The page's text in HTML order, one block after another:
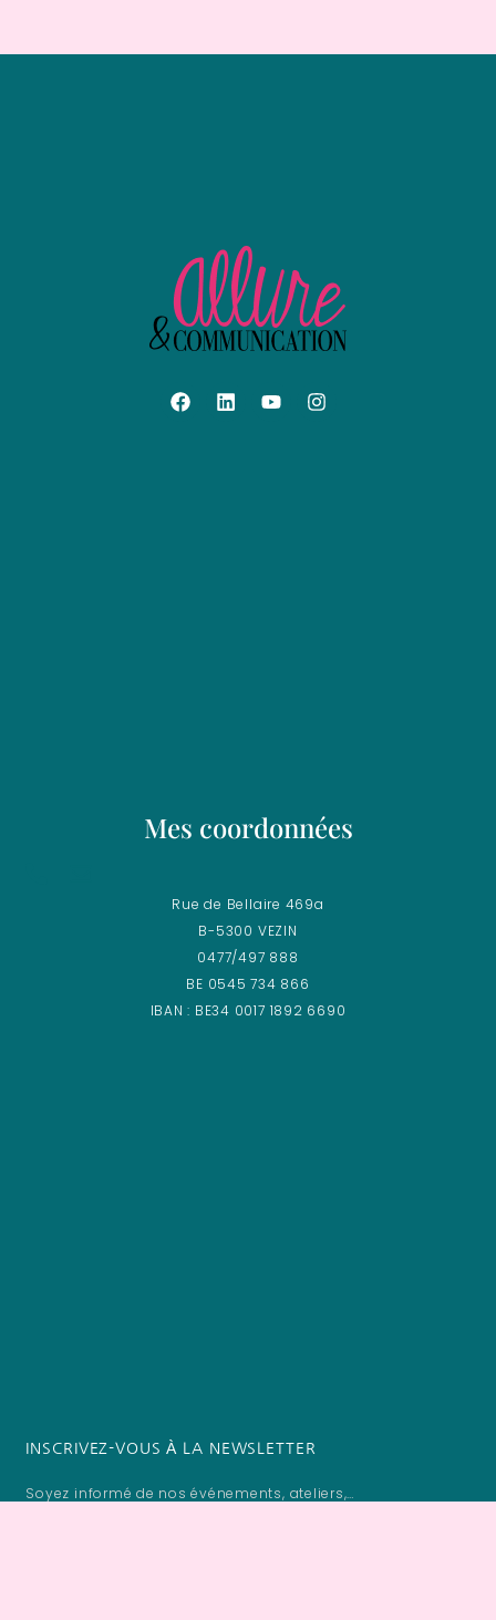
Mes coordonnées
Rue de Bellaire 469a
B-5300 VEZIN
0477/497 888
BE 0545 734 866
IBAN : BE34 0017 1892 6690
INSCRIVEZ-VOUS À LA NEWSLETTER
Soyez informé de nos événements, ateliers,…